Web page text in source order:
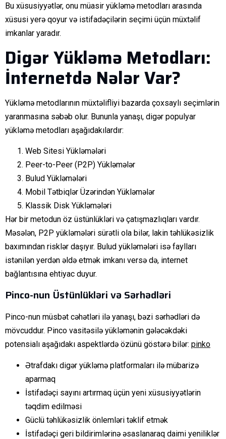
Bu xüsusiyyətlər, onu müasir yükləmə metodları arasında
xüsusi yerə qoyur və istifadəçilərin seçimi üçün müxtəlif
imkanlar yaradır.
Digər Yükləmə Metodları:
İnternetdə Nələr Var?
Yükləmə metodlarının müxtəlifliyi bazarda çoxsaylı seçimlərin
yaranmasına səbəb olur. Bununla yanaşı, digər populyar
yükləmə metodları aşağıdakılardır:
Web Sitesi Yükləmələri
Peer-to-Peer (P2P) Yükləmələr
Bulud Yükləmələri
Mobil Tətbiqlər Üzərindən Yükləmələr
Klassik Disk Yükləmələri
Hər bir metodun öz üstünlükləri və çatışmazlıqları vardır.
Məsələn, P2P yükləmələri sürətli ola bilər, lakin təhlükəsizlik
baxımından risklər daşıyır. Bulud yükləmələri isə faylları
istənilən yerdən əldə etmək imkanı versə də, internet
bağlantısına ehtiyac duyur.
Pinco-nun Üstünlükləri və Sərhədləri
Pinco-nun müsbət cəhətləri ilə yanaşı, bəzi sərhədləri də
mövcuddur. Pinco vasitəsilə yükləmənin gələcəkdəki
potensialı aşağıdakı aspektlərdə özünü göstərə bilər: pinko
Ətrafdakı digər yükləmə platformaları ilə mübarizə
aparmaq
İstifadəçi sayını artırmaq üçün yeni xüsusiyyətlərin
təqdim edilməsi
Güclü təhlükəsizlik önlemləri təklif etmək
İstifadəçi geri bildirimlərinə əsaslanaraq daimi yeniliklər